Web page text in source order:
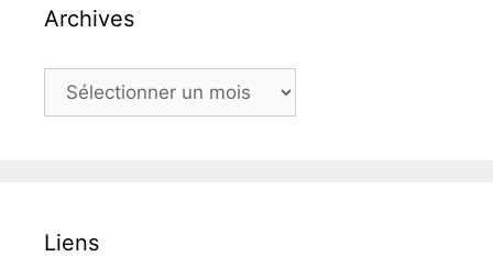
Archives
Archives
Liens